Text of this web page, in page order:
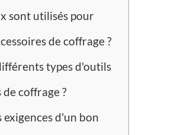
sont utilisés pour
de coffrage ?
types d'outils
de coffrage ?
exigences d'un bon